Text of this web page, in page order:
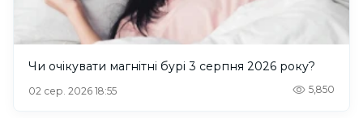
Чи очікувати магнітні бурі 3 серпня 2026 року?
02 сер. 2026 18:55 5,850